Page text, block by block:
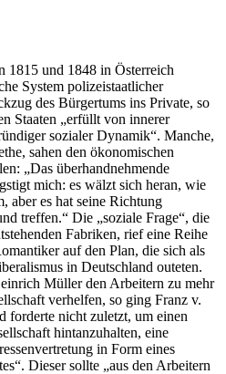
1815 und 1848 in Österreich
System polizeistaatlicher
des Bürgertums ins Private, so
Staaten „erfüllt von innerer
sozialer Dynamik“. Manche,
, sahen den ökonomischen
„Das überhandnehmende
mich: es wälzt sich heran, wie
aber es hat seine Richtung
treffen.“ Die „soziale Frage“, die
Fabriken, rief eine Reihe
auf den Plan, die sich als
in Deutschland outeten.
Müllerden Arbeitern zu mehr
verhelfen, so ging Franz v.
forderte nicht zuletzt, um einen
hintanzuhalten, eine
in Form eines
Dieser sollte „aus den Arbeitern